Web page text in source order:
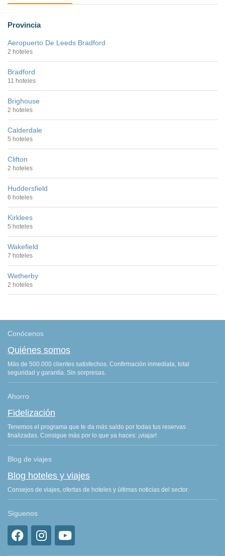
Provincia
Aeropuerto De Leeds Bradford
2 hoteles
Bradford
11 hoteles
Brighouse
2 hoteles
Calderdale
5 hoteles
Clifton
2 hoteles
Huddersfield
6 hoteles
Kirklees
5 hoteles
Wakefield
7 hoteles
Wetherby
2 hoteles
Conócenos
Quiénes somos
Más de 500.000 clientes satisfechos. Confirmación inmediata, total
seguridad y garantía. Sin sorpresas.
Ahorro
Fidelización
Tenemos el programa que te da más saldo por todas tus reservas
finalizadas. Consigue más por lo que ya haces: ¡viajar!
Blog de viajes
Blog hoteles y viajes
Consejos de viajes, ofertas de hoteles y últimas noticias del sector.
Síguenos